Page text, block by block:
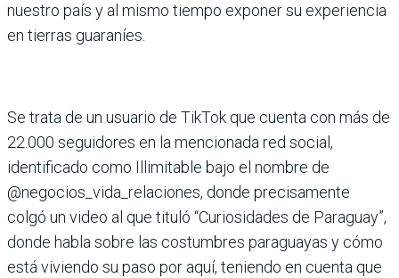
nuestro país y al mismo tiempo exponer su experiencia
en tierras guaraníes.
Se trata de un usuario de TikTok que cuenta con más de
22.000 seguidores en la mencionada red social,
identificado como Illimitable bajo el nombre de
@negocios_vida_relaciones, donde precisamente
colgó un video al que tituló “Curiosidades de Paraguay”,
donde habla sobre las costumbres paraguayas y cómo
está viviendo su paso por aquí, teniendo en cuenta que